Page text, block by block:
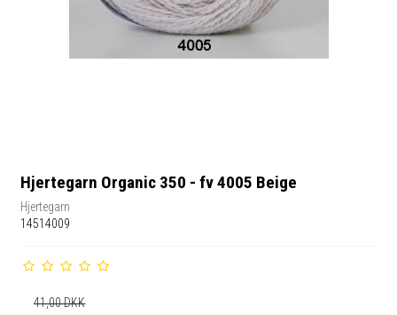
Hjertegarn Organic 350 - fv 4005 Beige
Hjertegarn
14514009
41,00 DKK